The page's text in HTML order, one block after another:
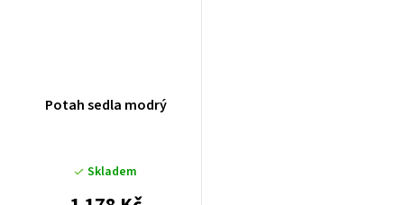
Potah sedla modrý
Skladem